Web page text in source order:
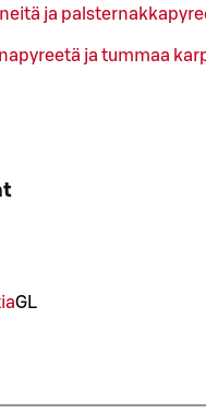
ja
ja tummaa
GL